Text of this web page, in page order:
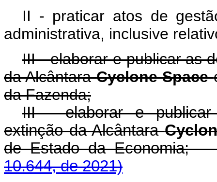
II - praticar atos de
administrativa, inclusive
III - elaborar e publicar as
da AlcântaraCyclone Space
da Fazenda;
III - elaborar e publicar
extinção da Alcântara
de Estado da
10.644, de 2021)